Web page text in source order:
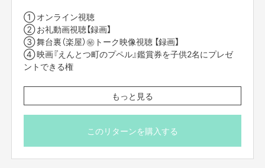
空を見上げることを忘れた世界で
いつも下を向いている。
夢も希望もない…
夢語ることもままならない…
そんな世界観から物語がスタートします…
① オンライン視聴
② お礼動画視聴【録画】
③ 舞台裏（楽屋）㊙トーク映像視聴 【録画】
④ 映画『えんとつ町のプペル』鑑賞券を子供2名にプレゼ
ントできる権
■10月25日(日)14時からコラボ講演をライブ配信をしま
す。
■ライブ配信は「Vimeo」という配信システムを使用してお
届けいたします。限定リンクをクリックするだけで動画を
もっと見る
このリターンを購入する